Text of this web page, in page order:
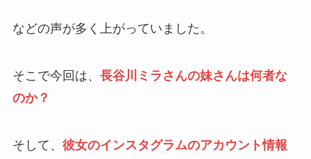
などの声が多く上がっていました。
そこで今回は、 長谷川ミラさんの妹さんは何者な
のか？
そして、 彼女のインスタグラムのアカウント情報